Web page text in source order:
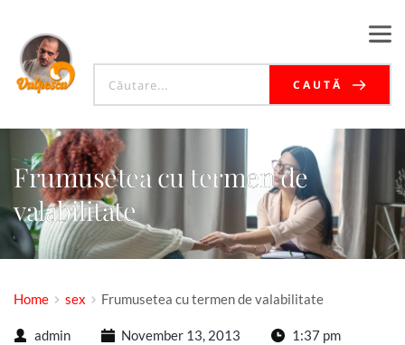
CAUTĂ
Frumusetea cu termen de
valabilitate
Home sex Frumusetea cu termen de valabilitate
admin November 13, 2013
1:37 pm